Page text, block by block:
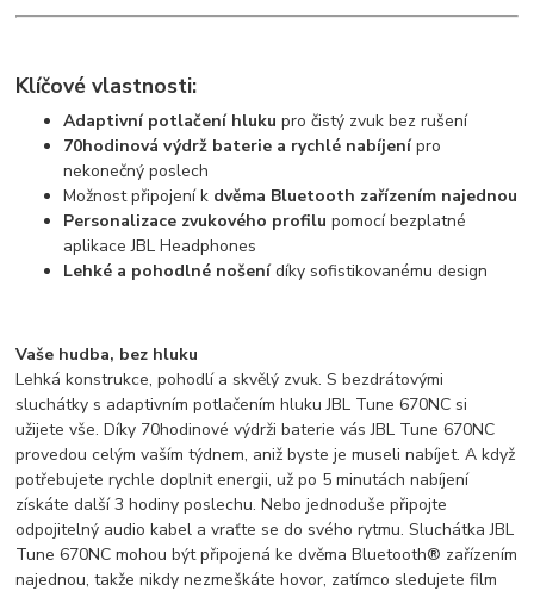
Klíčové vlastnosti:
Adaptivní potlačení hluku pro čistý zvuk bez rušení
70hodinová výdrž baterie a rychlé nabíjenípro
nekonečný poslech
Možnost připojení k dvěma Bluetooth zařízením najednou
Personalizace zvukového profilu pomocí bezplatné
aplikace JBL Headphones
Lehké a pohodlné nošenídíky sofistikovanému design
Vaše hudba, bez hluku
Lehká konstrukce, pohodlí a skvělý zvuk. S bezdrátovými
sluchátky s adaptivním potlačením hluku JBL Tune 670NC si
užijete vše. Díky 70hodinové výdrži baterie vás JBL Tune 670NC
provedou celým vaším týdnem, aniž byste je museli nabíjet. A když
potřebujete rychle doplnit energii, už po 5 minutách nabíjení
získáte další 3 hodiny poslechu. Nebo jednoduše připojte
odpojitelný audio kabel a vraťte se do svého rytmu. Sluchátka JBL
Tune 670NC mohou být připojená ke dvěma Bluetooth® zařízením
najednou, takže nikdy nezmeškáte hovor, zatímco sledujete film